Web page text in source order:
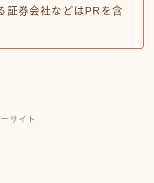
証券会社などはPRを含
サイト